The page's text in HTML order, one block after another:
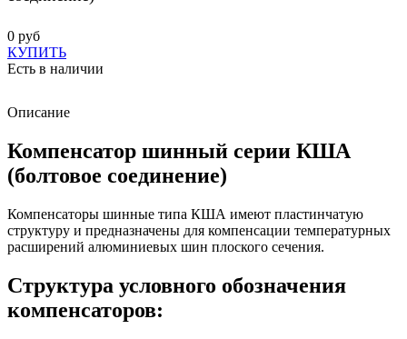
0 руб
КУПИТЬ
Есть в наличии
Описание
Компенсатор шинный серии КША
(болтовое соединение)
Компенсаторы шинные типа КША имеют пластинчатую
структуру и предназначены для компенсации температурных
расширений алюминиевых шин плоского сечения.
Структура условного обозначения
компенсаторов: